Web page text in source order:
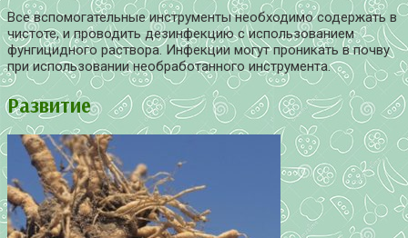
Все вспомогательные инструменты необходимо содержать в
чистоте, и проводить дезинфекцию с использованием
фунгицидного раствора. Инфекции могут проникать в почву
при использовании необработанного инструмента.
Развитие